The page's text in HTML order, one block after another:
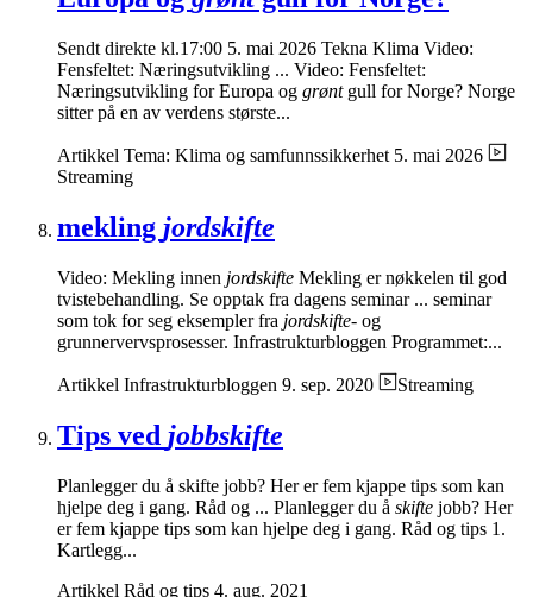
Sendt direkte kl.17:00 5. mai 2026 Tekna Klima Video:
Fensfeltet: Næringsutvikling ... Video: Fensfeltet:
Næringsutvikling for Europa og grøntgull for Norge? Norge
sitter på en av verdens største...
Artikkel Tema: Klima og samfunnssikkerhet 5. mai 2026
Streaming
mekling jordskifte
Video: Mekling innen jordskifte Mekling er nøkkelen til god
tvistebehandling. Se opptak fra dagens seminar ... seminar
som tok for seg eksempler fra jordskifte- og
grunnervervsprosesser. Infrastrukturbloggen Programmet:...
Artikkel Infrastrukturbloggen 9. sep. 2020 Streaming
Tips ved jobbskifte
Planlegger du å skifte jobb? Her er fem kjappe tips som kan
hjelpe deg i gang. Råd og ... Planlegger du å skifte jobb? Her
er fem kjappe tips som kan hjelpe deg i gang. Råd og tips 1.
Kartlegg...
Artikkel Råd og tips 4. aug. 2021